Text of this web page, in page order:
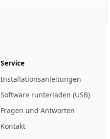
Service
Installationsanleitungen
Software runterladen (USB)
Fragen und Antworten
Kontakt